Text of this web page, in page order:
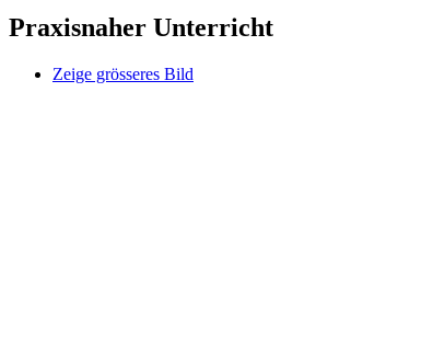
Praxisnaher Unterricht
Zeige grösseres Bild